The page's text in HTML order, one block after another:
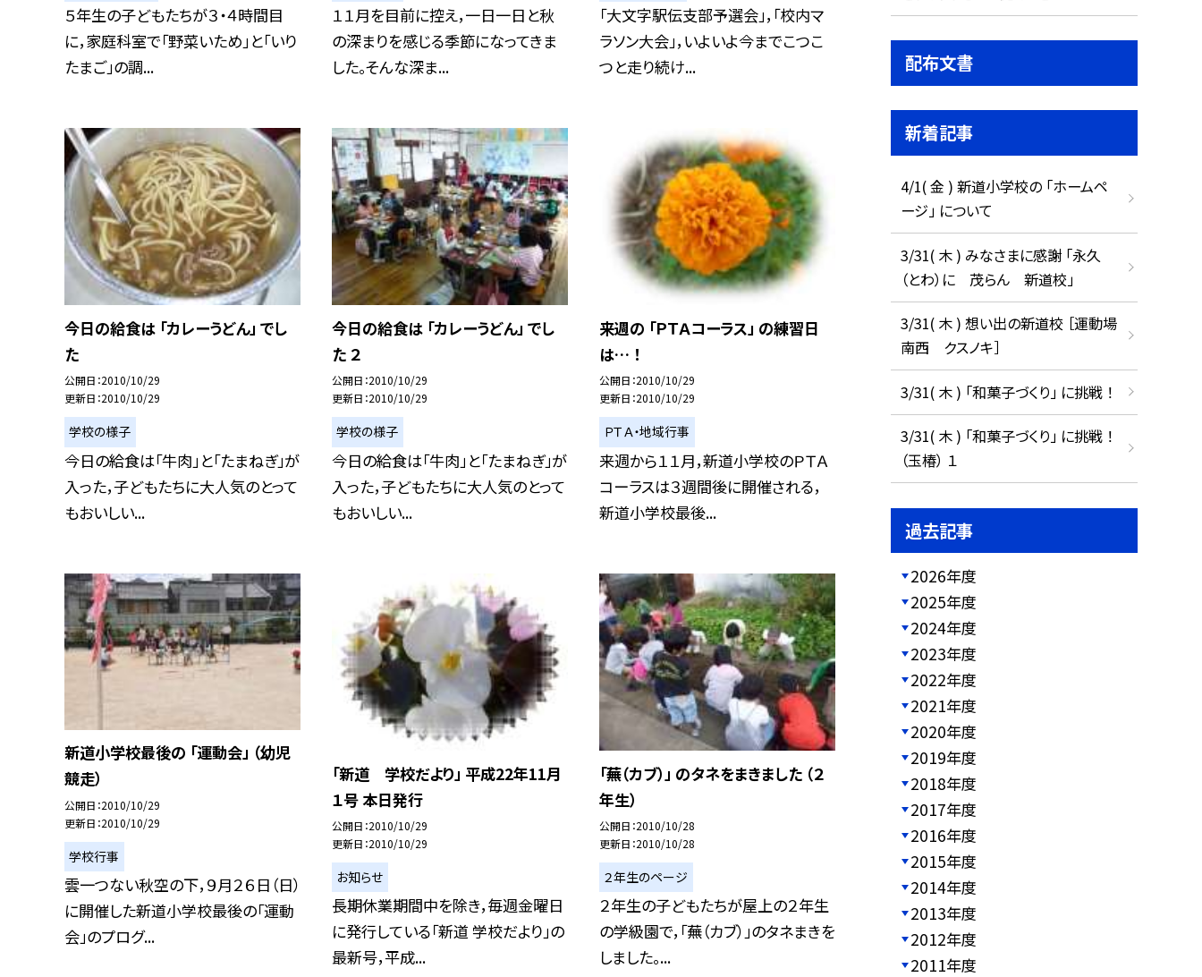
５年生の子どもたちが３・４時間目
に，家庭科室で「野菜いため」と「いり
たまご」の調...
１１月を目前に控え，一日一日と秋
の深まりを感じる季節になってきま
した。そんな深ま...
「大文字駅伝支部予選会」，「校内マ
ラソン大会」，いよいよ今までこつこ
つと走り続け...
今日の給食は 「カレーうどん」 でし
た
公開日 2010/10/29
更新日 2010/10/29
学校の様子
今日の給食は「牛肉」と「たまねぎ」が
入った，子どもたちに大人気のとって
もおいしい...
今日の給食は 「カレーうどん」 でし
た ２
公開日 2010/10/29
更新日 2010/10/29
学校の様子
今日の給食は「牛肉」と「たまねぎ」が
入った，子どもたちに大人気のとって
もおいしい...
来週の 「ＰＴＡコーラス」 の練習日
は… ！
公開日 2010/10/29
更新日 2010/10/29
ＰＴＡ・地域行事
来週から１１月，新道小学校のＰＴＡ
コーラスは３週間後に開催される，
新道小学校最後...
新道小学校最後の 「運動会」 （幼児
競走）
公開日 2010/10/29
更新日 2010/10/29
学校行事
雲一つない秋空の下，９月２６日（日）
に開催した新道小学校最後の「運動
会」のプログ...
「新道 学校だより」 平成22年11月
１号 本日発行
公開日 2010/10/29
更新日 2010/10/29
お知らせ
長期休業期間中を除き，毎週金曜日
に発行している「新道 学校だより」の
最新号，平成...
「蕪（カブ）」 のタネをまきました （２
年生）
公開日 2010/10/28
更新日 2010/10/28
２年生のページ
２年生の子どもたちが屋上の２年生
の学級園で，「蕪（カブ）」のタネまきを
しました。...
配布文書
新着記事
4/1( 金 ) 新道小学校の 「ホームペ
ージ」 について
3/31( 木 ) みなさまに感謝 「永久
（とわ）に 茂らん 新道校」
3/31( 木 ) 想い出の新道校 ［運動場
南西 クスノキ］
3/31( 木 ) 「和菓子づくり」 に挑戦 ！
3/31( 木 ) 「和菓子づくり」 に挑戦 ！
（玉椿） １
過去記事
2026年度
2025年度
2024年度
2023年度
2022年度
2021年度
2020年度
2019年度
2018年度
2017年度
2016年度
2015年度
2014年度
2013年度
2012年度
2011年度